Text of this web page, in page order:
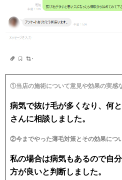
①当店の施術について意見や効果の実感
病気で抜け毛が多くなり、何
さんに相談しました。
②今までやった薄毛対策とその効果につ
私の場合は病気もあるので自
方が良いと判断しました。